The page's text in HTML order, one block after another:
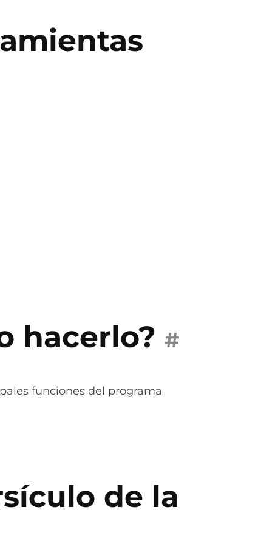
hacerlo? #
funciones del programa
de la